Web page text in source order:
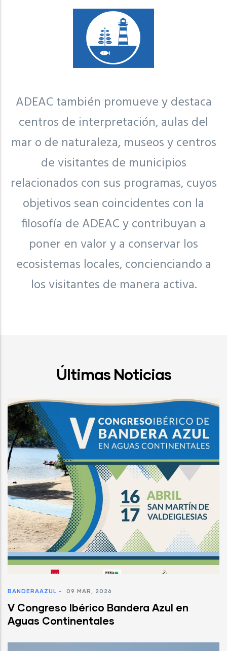
ADEAC también promueve y destaca
centros de interpretación, aulas del
mar o de naturaleza, museos y centros
de visitantes de municipios
relacionados con sus programas, cuyos
objetivos sean coincidentes con la
filosofía de ADEAC y contribuyan a
poner en valor y a conservar los
ecosistemas locales, concienciando a
los visitantes de manera activa.
Últimas Noticias
BANDERAAZUL - 09 MAR, 2026
V Congreso Ibérico Bandera Azul en
Aguas Continentales